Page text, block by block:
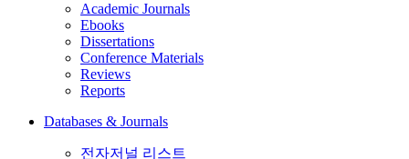
Academic Journals
Ebooks
Dissertations
Conference Materials
Reviews
Reports
Databases & Journals
전자저널 리스트